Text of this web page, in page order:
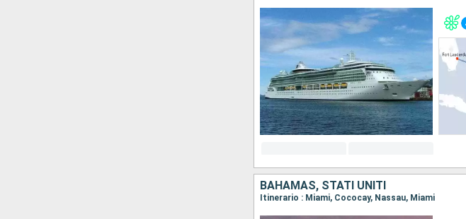
BAHAMAS, STATI UNITI
Itinerario : Miami, Cococay, Nassau, Miami